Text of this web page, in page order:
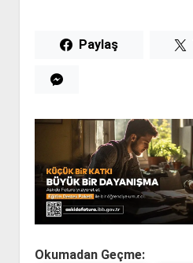
Paylaş
Okumadan Geçme: